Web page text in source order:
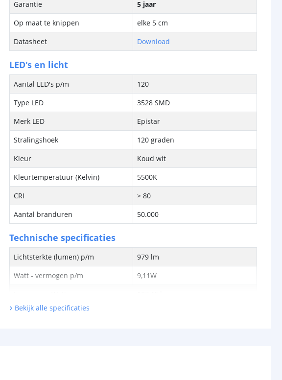
Garantie
5 jaar
Op maat te knippen
elke 5 cm
Datasheet
Download
LED's en licht
Aantal LED's p/m
120
Type LED
3528 SMD
Merk LED
Epistar
Stralingshoek
120 graden
Kleur
Koud wit
Kleurtemperatuur (Kelvin)
5500K
CRI
> 80
Aantal branduren
50.000
Technische specificaties
Lichtsterkte (lumen) p/m
979 lm
Watt - vermogen p/m
9,11W
Watt per LED
Bekijk alle specificaties